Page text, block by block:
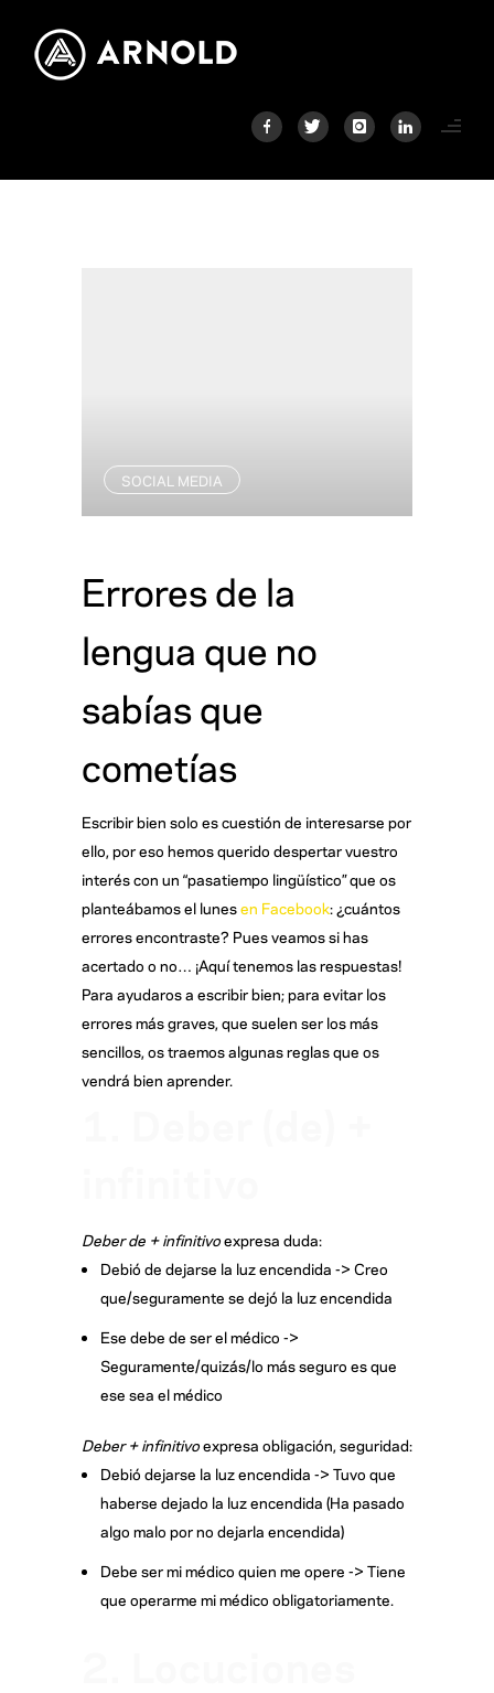
SOCIAL MEDIA
Errores de la
lengua que no
sabías que
cometías
Escribir bien solo es cuestión de interesarse por
ello, por eso hemos querido despertar vuestro
interés con un “pasatiempo lingüístico” que os
planteábamos el lunesen Facebook: ¿cuántos
errores encontraste? Pues veamos si has
acertado o no… ¡Aquí tenemos las respuestas!
Para ayudaros a escribir bien; para evitar los
errores más graves, que suelen ser los más
sencillos, os traemos algunas reglas que os
vendrá bien aprender.
Deber de + infinitivoexpresa duda:
Debió de dejarse la luz encendida -> Creo
que/seguramente se dejó la luz encendida
Ese debe de ser el médico ->
Seguramente/quizás/lo más seguro es que
ese sea el médico
Deber + infinitivoexpresa obligación, seguridad:
Debió dejarse la luz encendida -> Tuvo que
haberse dejado la luz encendida (Ha pasado
algo malo por no dejarla encendida)
Debe ser mi médico quien me opere -> Tiene
que operarme mi médico obligatoriamente.